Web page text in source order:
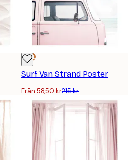
DEAL
Surf Van Strand Poster
Från 58,50 kr215 kr